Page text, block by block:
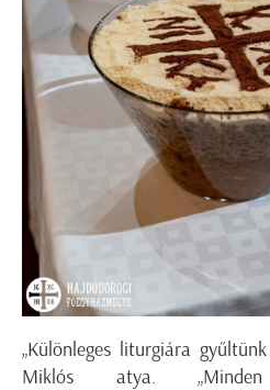
„Különleges liturgiára
Miklós atya.